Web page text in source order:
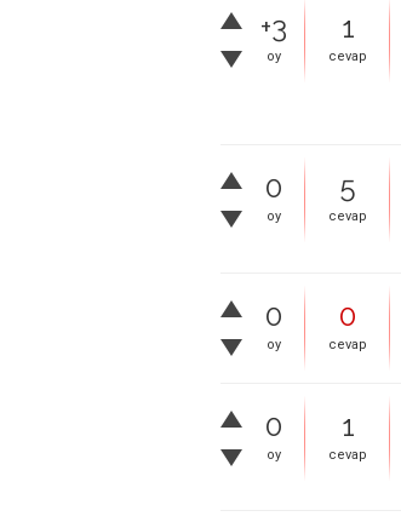
+3
oy
1
cevap
0
oy
5
cevap
0
oy
0
cevap
0
oy
1
cevap